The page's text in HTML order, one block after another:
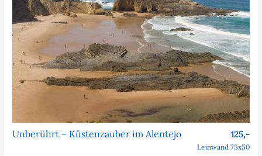
Unberührt – Küstenzauber im Alentejo 125,-
Leinwand 75x50